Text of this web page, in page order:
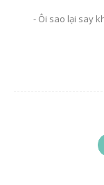
- Ôi sao lại say